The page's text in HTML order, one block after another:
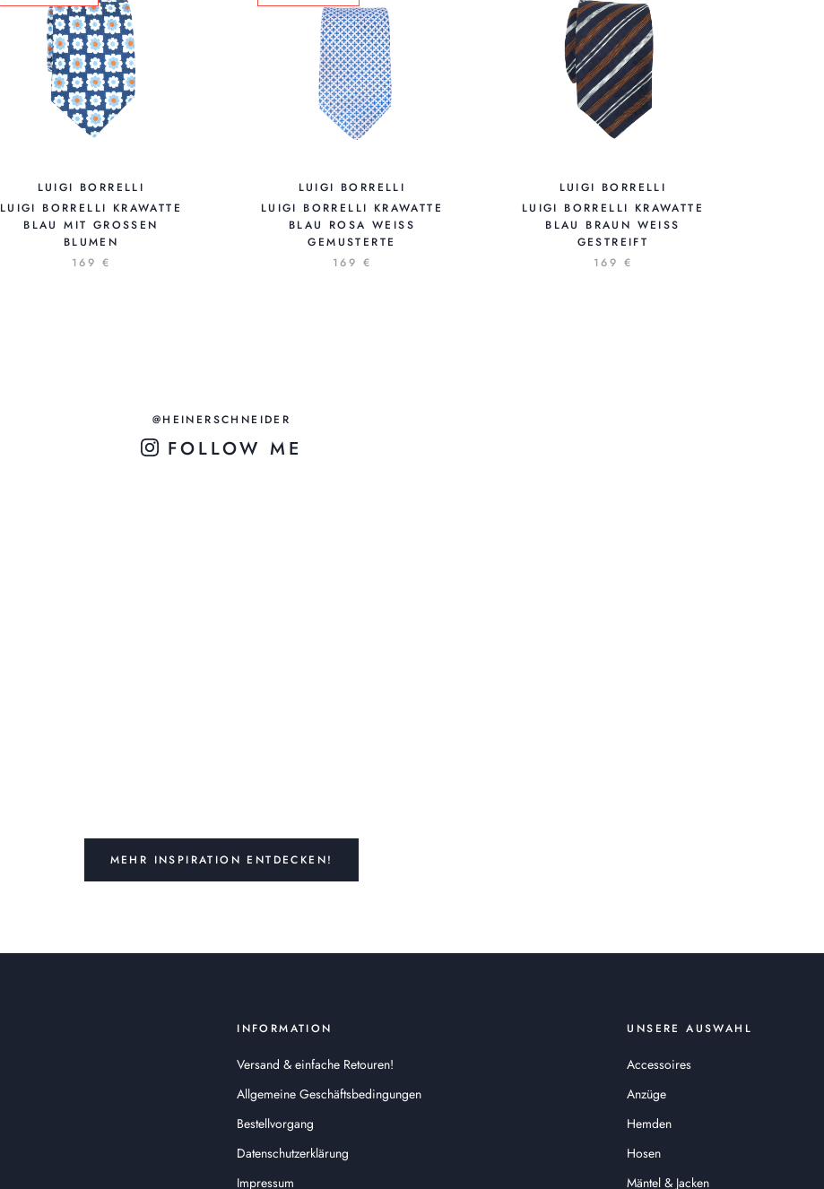
LUIGI BORRELLI
LUIGI BORRELLI KRAWATTE
BLAU MIT GROSSEN B
LUMEN
169 €
LUIGI BORRELLI
LUIGI BORRELLI KRAWATTE
BLAU ROSA WEISS G
EMUSTERTE
169 €
LUIGI BORRELLI
LUIGI BORRELLI KRAWATTE
BLAU BRAUN WEISS G
ESTREIFT
169 €
@HEINERSCHNEIDER
FOLLOW ME
MEHR INSPIRATION ENTDECKEN!
INFORMATION
Versand & einfache Retouren!
Allgemeine Geschäftsbedingungen
Bestellvorgang
Datenschutzerklärung
Impressum
UNSERE AUSWAHL
Accessoires
Anzüge
Hemden
Hosen
Mäntel & Jacken